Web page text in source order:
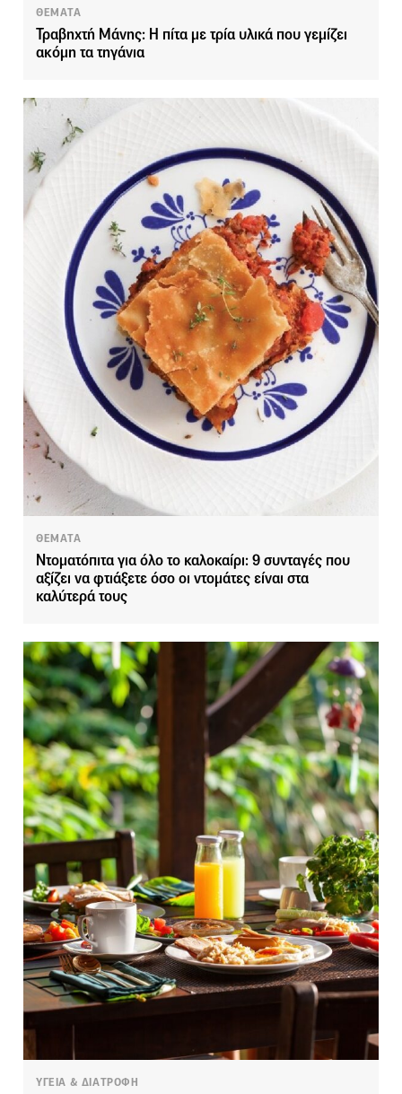
ΘΕΜΑΤΑ
Τραβηχτή Μάνης: Η πίτα με τρία υλικά που γεμίζει
ακόμη τα τηγάνια
ΘΕΜΑΤΑ
Ντοματόπιτα για όλο το καλοκαίρι: 9 συνταγές που
αξίζει να φτιάξετε όσο οι ντομάτες είναι στα
καλύτερά τους
ΥΓΕΙΑ & ΔΙΑΤΡΟΦΗ